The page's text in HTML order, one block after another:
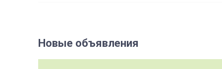
Новые объявления